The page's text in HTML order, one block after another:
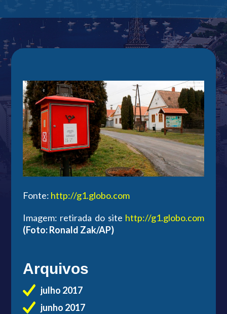
Fonte: http://g1.globo.com
Imagem: retirada do site http://g1.globo.com
(Foto: Ronald Zak/AP)
Arquivos
julho 2017
junho 2017